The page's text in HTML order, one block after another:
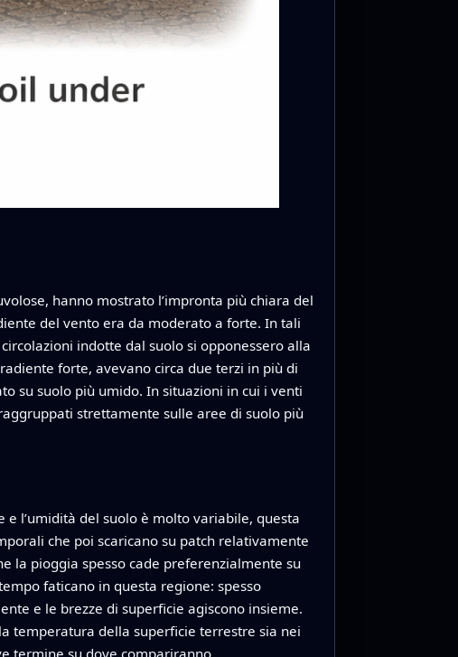
hanno mostrato l’impronta più chiara del
del vento era da moderato a forte. In tali
indotte dal suolo si opponessero alla
forte, avevano circa due terzi in più di
su suolo più umido. In situazioni in cui i venti
strettamente sulle aree di suolo più
l’umidità del suolo è molto variabile, questa
che poi scaricano su patch relativamente
la pioggia spesso cade preferenzialmente su
faticano in questa regione: spesso
e le brezze di superficie agiscono insieme.
temperatura della superficie terrestre sia nei
termine su dove compariranno